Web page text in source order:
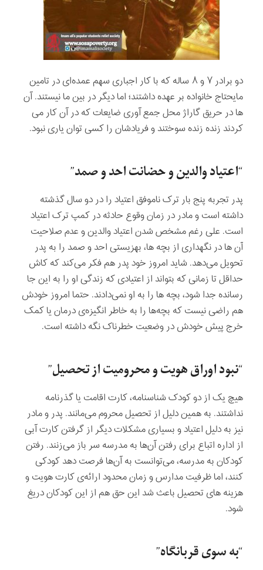
دو برادر ۷ و ۸ ساله که با کار اجباری سهم عمده‌ای در تامین
مایحتاج خانواده بر عهده داشتند؛ اما دیگر در بین ما نیستند. آن
ها در حریق گاراژ محل جمع آوری ضایعات که در آن کار می
کردند زنده زنده سوختند و فریادشان را کسی توان یاری نبود.
“اعتیاد والدین و حضانت احد و صمد”
پدر تجربه پنج بار ترک ناموفق اعتیاد را در دو سال گذشته
داشته است و مادر در زمان وقوع حادثه در کمپ ترک اعتیاد
است. علی رغم مشخص شدن اعتیاد والدین و عدم صلاحیت
آن ها در نگهداری از بچه ها، بهزیستی احد و صمد را به پدر
تحویل می‌دهد. شاید امروز خود پدر هم فکر می‌کند که کاش
حداقل تا زمانی که بتواند از اعتیادی که زندگی او را به این جا
رسانده جدا شود، بچه ها را به او نمی‌دادند. حتما امروز خودش
هم راضی نیست که بچه‌ها را به خاطر انگیزه‌ی درمان یا کمک
خرج پیش خودش در وضعیت خطرناک نگه داشته است.
“نبود اوراق هویت و محرومیت از تحصیل”
هیچ یک از دو کودک شناسنامه، کارت اقامت یا گذرنامه
نداشتند. به همین دلیل از تحصیل محروم می‌مانند. پدر و مادر
نیز به دلیل اعتیاد و بسیاری مشکلات دیگر از گرفتن کارت آبی
از اداره اتباع برای رفتن آن‌ها به مدرسه سر باز می‌زنند. رفتن
کودکان به مدرسه، می‌توانست به آن‌ها فرصت دهد کودکی
کنند، اما ظرفیت مدارس و زمان محدود ارائه‌ی کارت هویت و
هزینه های تحصیل باعث شد این حق هم از این کودکان دریغ
شود.
“به سوی قربانگاه”